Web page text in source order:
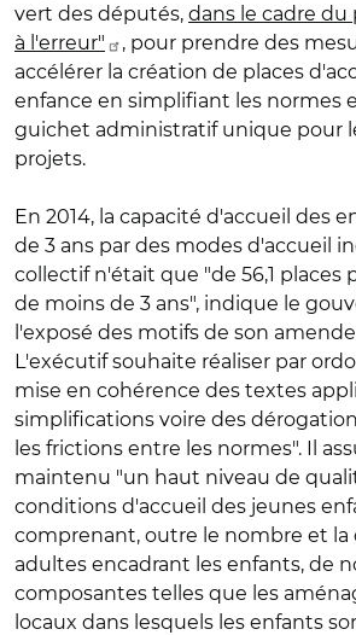
vert des députés, dans le cadre
à l'erreur"
, pour prendre des
accélérer la création de places
enfance en simplifiant les normes
guichet administratif unique pour
projets.
En 2014, la capacité d'accueil des
de 3 ans par des modes d'accueil
collectif n'était que "de 56,1 places
de moins de 3 ans", indique le
l'exposé des motifs de son
L'exécutif souhaite réaliser par
mise en cohérence des textes
simplifications voire des
les frictions entre les normes". Il
maintenu "un haut niveau de
conditions d'accueil des jeunes
comprenant, outre le nombre et la
adultes encadrant les enfants, de
composantes telles que les
locaux dans lesquels les enfants